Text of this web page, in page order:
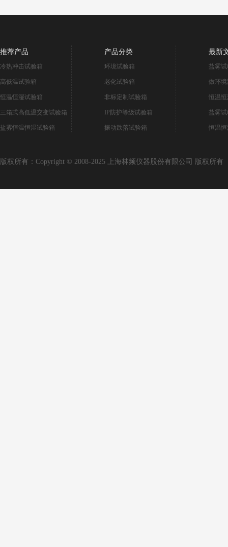
推荐产品
冷热冲击试验箱
高低温试验箱
恒温恒湿试验箱
三箱式高低温交变试验箱
盐雾恒温恒湿试验箱
产品分类
环境试验箱
老化试验箱
非标定制试验箱
IP防护等级试验箱
振动跌落试验箱
最新
盐雾
做环
恒温
盐雾
恒温
版权所有：Copyright © 2008-2025 上海林频仪器股份有限公司 版权所有